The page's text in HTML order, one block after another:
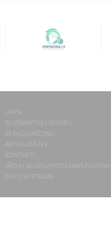
LAIPA
ES IZMANTOJU MŪZIKU
ES RADU MŪZIKU
AKTUALITĀTES
KONTAKTI
SĪKDATŅU IZMANTOŠANAS POLITIKA
DATU APSTRĀDE